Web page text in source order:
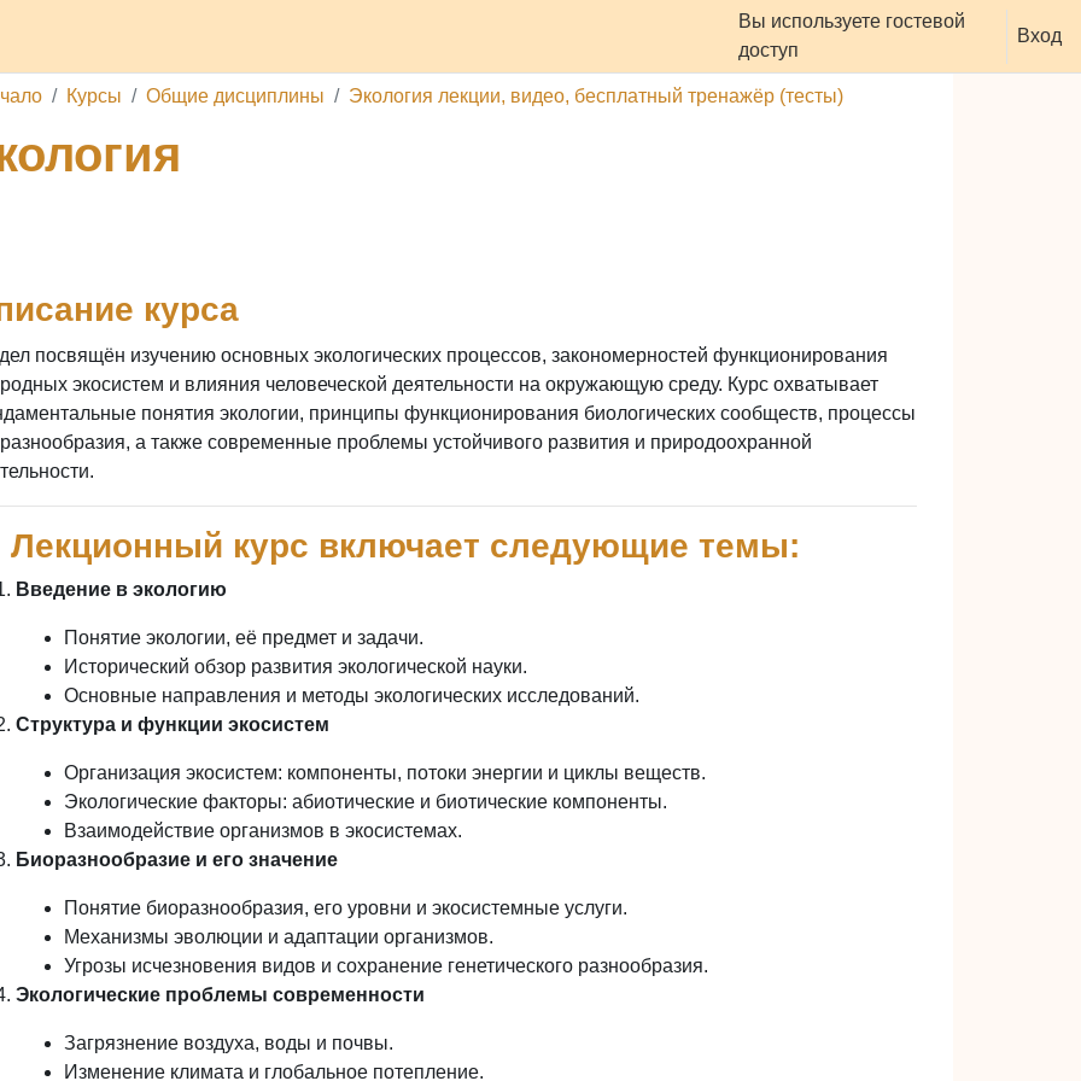
Вы используете гостевой
доступ
Вход
Курсы Общие дисциплины Экология лекции, видео, бесплатный тренажёр (тесты)
Лекция 1. Что изучает наука. Разделы экологии. Экологические факторы, циклы.
Лекция 1. Что изучает наука. Разделы экологии. Экологические факторы, циклы.
литература по курсу
Экология
курса
посвящён изучению основных экологических процессов, закономерностей функционирования
экосистем и влияния человеческой деятельности на окружающую среду. Курс охватывает
понятия экологии, принципы функционирования биологических сообществ, процессы
а также современные проблемы устойчивого развития и природоохранной
Лекционный курс включает следующие темы:
Введение в экологию
Понятие экологии, её предмет и задачи.
Исторический обзор развития экологической науки.
Основные направления и методы экологических исследований.
Структура и функции экосистем
Организация экосистем: компоненты, потоки энергии и циклы веществ.
Экологические факторы: абиотические и биотические компоненты.
Взаимодействие организмов в экосистемах.
Биоразнообразие и его значение
Понятие биоразнообразия, его уровни и экосистемные услуги.
Механизмы эволюции и адаптации организмов.
Угрозы исчезновения видов и сохранение генетического разнообразия.
Экологические проблемы современности
Загрязнение воздуха, воды и почвы.
Изменение климата и глобальное потепление.